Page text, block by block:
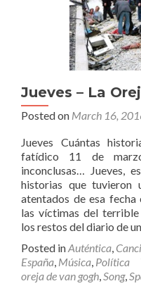
Jueves – La
Posted on March 16,
Jueves Cuántas
fatídico 11 de
inconclusas… Jueves,
historias que tuvieron
atentados de esa fecha
las víctimas del
los restos del diario de
Posted inAuténtica,
España, Música, Política
oreja de van gogh,Song,